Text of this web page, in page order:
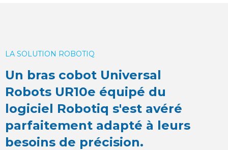
LA SOLUTION ROBOTIQ
Un bras cobot Universal
Robots UR10e équipé du
logiciel Robotiq s'est avéré
parfaitement adapté à leurs
besoins de précision.